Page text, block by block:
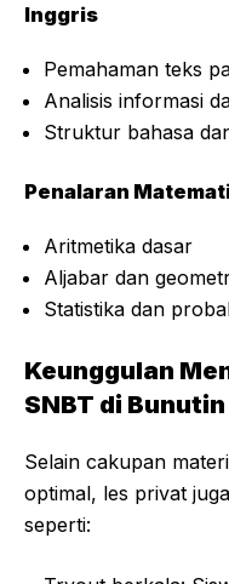
Inggris
Pemahaman teks
Analisis informasi
Struktur bahasa
Penalaran
Aritmetika dasar
Aljabar dan
Statistika dan
Keunggulan
SNBT di
Selain cakupan
optimal, les privat
seperti: